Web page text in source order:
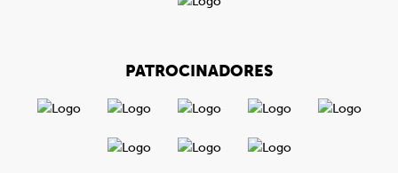
PATROCINADORES